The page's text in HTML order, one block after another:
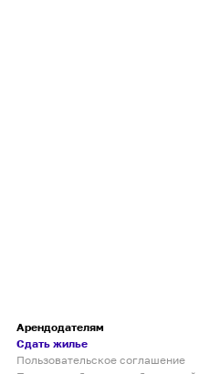
Арендодателям
Сдать жилье
Пользовательское соглашение